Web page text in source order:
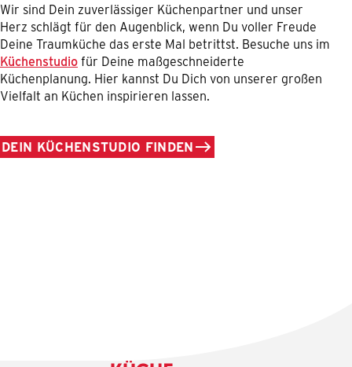
Wir sind Dein zuverlässiger Küchenpartner und unser
Herz schlägt für den Augenblick, wenn Du voller Freude
Deine Traumküche das erste Mal betrittst. Besuche uns im
Küchenstudiofür Deine maßgeschneiderte
Küchenplanung. Hier kannst Du Dich von unserer großen
Vielfalt an Küchen inspirieren lassen.
DEIN KÜCHENSTUDIO FINDEN